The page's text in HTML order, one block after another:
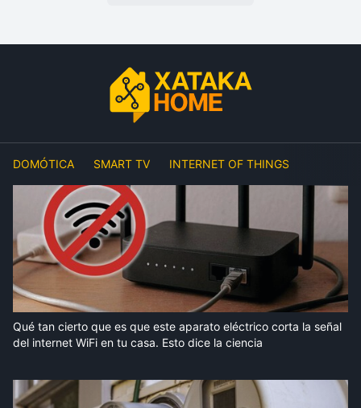
DOMÓTICA SMART TV INTERNET OF THINGS
Qué tan cierto que es que este aparato eléctrico corta la señal
del internet WiFi en tu casa. Esto dice la ciencia